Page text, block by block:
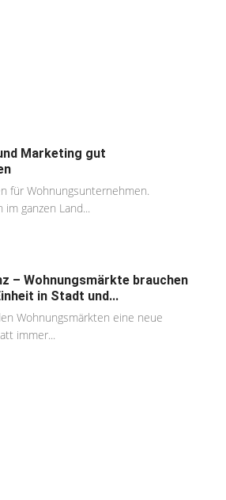
Marketing gut
für Wohnungsunternehmen.
ganzen Land...
– Wohnungsmärkte brauchen
in Stadt und...
Wohnungsmärkten eine neue
immer...